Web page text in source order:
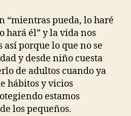
“mientras pueda, lo haré
hará él” y la vida nos
así porque lo que no se
y desde niño cuesta
de adultos cuando ya
hábitos y vicios
estamos
los pequeños.